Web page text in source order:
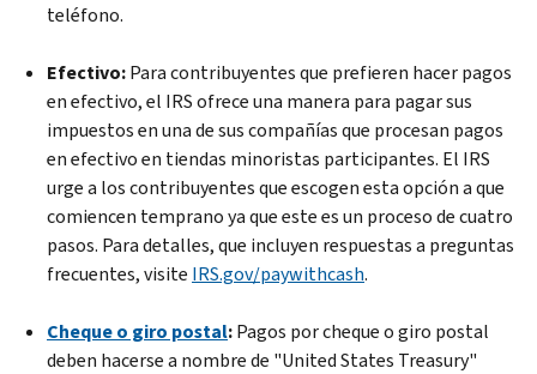
teléfono.
Efectivo:Para contribuyentes que prefieren hacer pagos
en efectivo, el IRS ofrece una manera para pagar sus
impuestos en una de sus compañías que procesan pagos
en efectivo en tiendas minoristas participantes. El IRS
urge a los contribuyentes que escogen esta opción a que
comiencen temprano ya que este es un proceso de cuatro
pasos. Para detalles, que incluyen respuestas a preguntas
frecuentes, visite IRS.gov/paywithcash.
Cheque o giro postal:Pagos por cheque o giro postal
deben hacerse a nombre de "United States Treasury"